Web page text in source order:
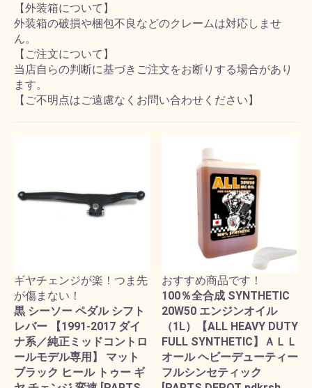
【外装箱について】
外装箱の破損や梱包不良などのクレームは対応しませ
ん。
【ご注文について】
当店自らの判断に基づきご注文をお断りする場合があり
ます。
【ご不明点はご遠慮なくお問い合わせください】
ギヤチェンジが楽！つま先
が傷まない！
黒 シーソー ペダル シフト
レバー 【1991-2017 ダイ
ナ系／純正ミッドコントロ
ールモデル専用】 マット
ブラック ヒール トゥー ギ
おすすめ商品です！
100％全合成 SYNTHETIC
20W50 エンジンオイル
（1L）【ALL HEAVY DUTY
FULL SYNTHETIC】ＡＬＬ
オール ヘビーデューティー
フルシンセティック